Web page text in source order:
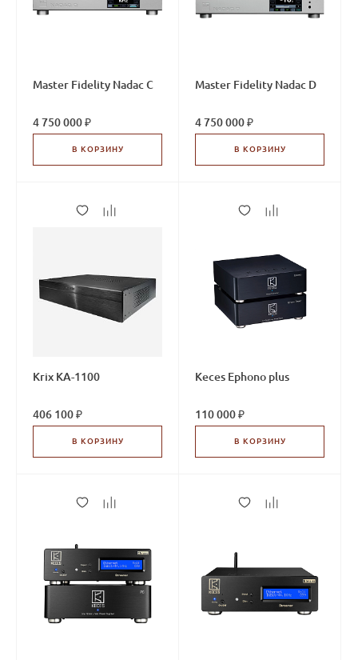
Master Fidelity Nadac C
4 750 000 ₽
В КОРЗИНУ
Master Fidelity Nadac D
4 750 000 ₽
В КОРЗИНУ
Krix KA-1100
406 100 ₽
В КОРЗИНУ
Keces Ephono plus
110 000 ₽
В КОРЗИНУ